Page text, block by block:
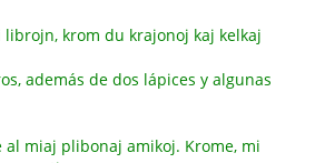
krom du krajonoj kaj kelkaj
además de dos lápices y algunas
al miaj plibonaj amikoj. Krome, mi